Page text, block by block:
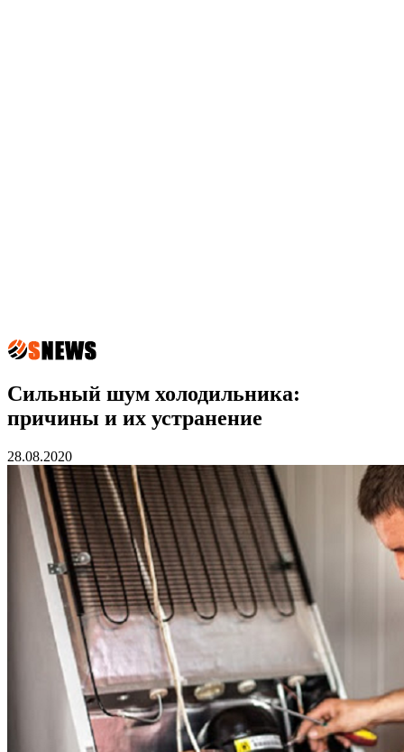
Сильный шум холодильника:
причины и их устранение
28.08.2020